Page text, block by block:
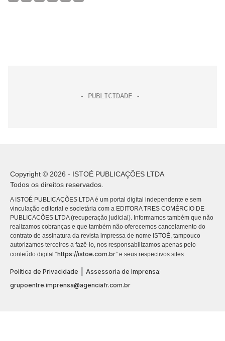
Copyright © 2026 - ISTOÉ PUBLICAÇÕES LTDA
Todos os direitos reservados.
A ISTOÉ PUBLICAÇÕES LTDA é um portal digital independente e sem
vinculação editorial e societária com a EDITORA TRES COMÉRCIO DE
PUBLICACÕES LTDA (recuperação judicial). Informamos também que não
realizamos cobranças e que também não oferecemos cancelamento do
contrato de assinatura da revista impressa de nome ISTOÉ, tampouco
autorizamos terceiros a fazê-lo, nos responsabilizamos apenas pelo
conteúdo digital “https://istoe.com.br” e seus respectivos sites.
Política de Privacidade
Assessoria de Imprensa:
grupoentre.imprensa@agenciafr.com.br